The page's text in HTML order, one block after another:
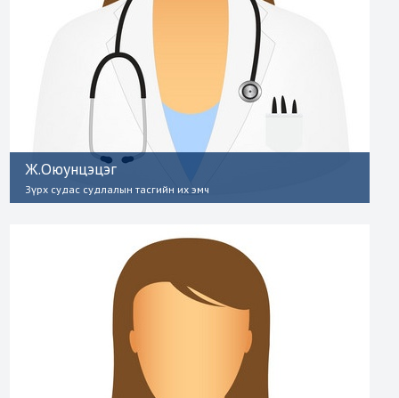
Ж.Оюунцэцэг
Зүрх судас судлалын тасгийн их эмч